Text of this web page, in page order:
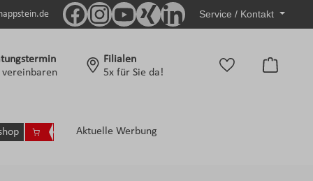
Service / Kontakt
vereinbaren
Filialen
5x für Sie da!
Aktuelle Werbung